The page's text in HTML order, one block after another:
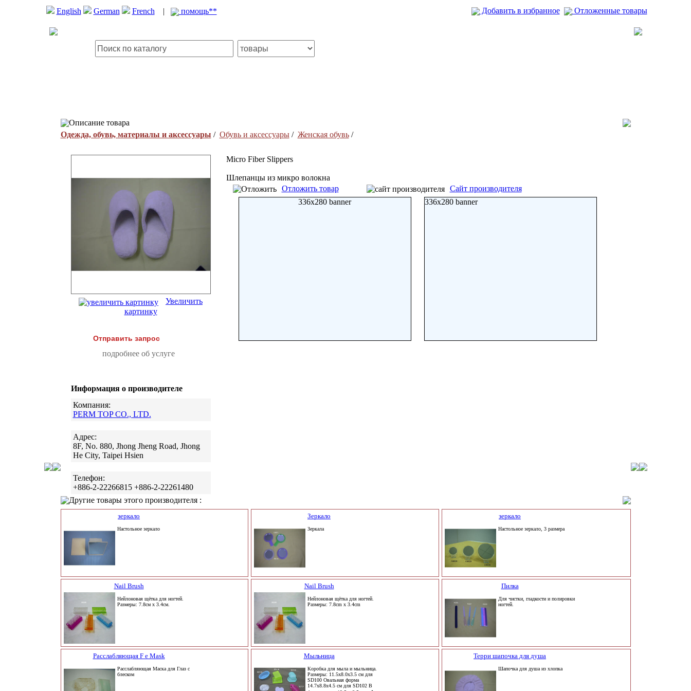
English German French | помощь** Добавить в избранное Отложенные товары
Описание товара
Одежда, обувь, материалы и аксессуары / Обувь и аксессуары/ Женская обувь/
Увеличить
картинку
Отправить запрос
подробнее об услуге
Информация о производителе
Компания:
PERM TOP CO., LTD.
Адрес:
8F, No. 880, Jhong Jheng Road, Jhong
He City, Taipei Hsien
Телефон:
+886-2-22266815 +886-2-22261480
Micro Fiber Slippers
Шлепанцы из микро волокна
Отложить товар
Сайт производителя
336x280 banner
336x280 banner
Другие товары этого производителя :
зеркало
Настольное зеркало
Зеркало
Зеркала
зеркало
Настольное зеркало, 3 размера
Nail Brush
Нейлоновая щётка для ногтей.
Размеры: 7.8cм x 3.4cм.
Nail Brush
Нейлоновая щётка для ногтей.
Размеры: 7.8cm x 3.4cm
Пилка
Для чистки, гладкости и полировки
ногтей.
Расслабляющая F e Mask
Расслабляющая Маска для Глаз с
блеском
Мыльница
Коробка для мыла и мыльница.
Размеры: 11.5x8.0x3.5 cм для
SD100 Овальная форма
14.7x8.8x4.5 cм для SD102 В
Терри шапочка для душа
Шапочка для душа из хлопка